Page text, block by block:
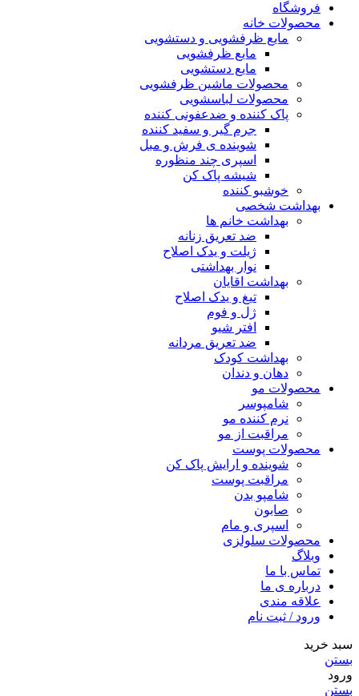
فروشگاه
محصولات خانه
مایع ظرفشویی و دستشویی
مایع ظرفشویی
مایع دستشویی
محصولات ماشین ظرفشویی
محصولات لباسشویی
پاک کننده و ضدعفونی کننده
جرم گیر و سفید کننده
شوینده ی فرش و مبل
اسپری چند منظوره
شیشه پاک کن
خوشبو کننده
بهداشت شخصی
بهداشت خانم ها
ضد تعریق زنانه
ژیلت و یدک اصلاح
نوار بهداشتی
بهداشت اقایان
تیغ و یدک اصلاح
ژل و فوم
افتر شیو
ضد تعریق مردانه
بهداشت کودک
دهان و دندان
محصولات مو
شامپوسر
نرم کننده مو
مراقبت از مو
محصولات پوست
شوینده و ارایش پاک کن
مراقبت پوست
شامپو بدن
صابون
اسپری و مام
محصولات سلولزی
وبلاگ
تماس با ما
درباره ی ما
علاقه مندی
ورود / ثبت نام
سبد خرید
بستن
ورود
بستن